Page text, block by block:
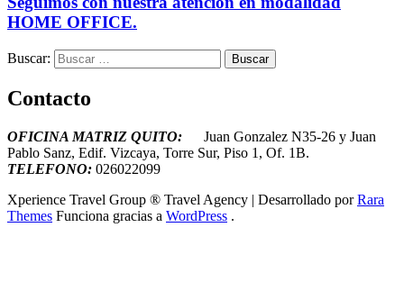
HOME OFFICE.
Buscar:
Contacto
OFICINA MATRIZ QUITO: Juan Gonzalez N35-26 y Juan
Pablo Sanz, Edif. Vizcaya, Torre Sur, Piso 1, Of. 1B.
TELEFONO: 026022099
Xperience Travel Group ® Travel Agency | Desarrollado porRara
Themes Funciona gracias a WordPress .